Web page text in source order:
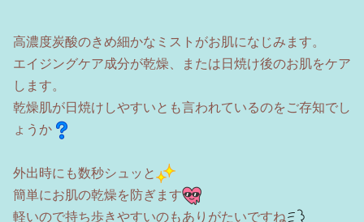
高濃度炭酸のきめ細かなミストがお肌になじみます。
エイジングケア成分が乾燥、または日焼け後のお肌をケア
します。
乾燥肌が日焼けしやすいとも言われているのをご存知でし
ょうか
外出時にも数秒シュッと
簡単にお肌の乾燥を防ぎます
軽いので持ち歩きやすいのもありがたいですね